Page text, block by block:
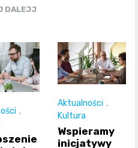
DALEJJ
,
Aktualności ,
Kultura
Wspieramy
inicjatywy